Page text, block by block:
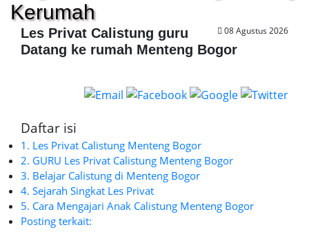
Kerumah
08 Agustus 2026
Les Privat Calistung guru
Datang ke rumah Menteng Bogor
Daftar isi
1. Les Privat Calistung Menteng Bogor
2. GURU Les Privat Calistung Menteng Bogor
3. Belajar Calistung di Menteng Bogor
4. Sejarah Singkat Les Privat
5. Cara Mengajari Anak Calistung Menteng Bogor
Posting terkait: